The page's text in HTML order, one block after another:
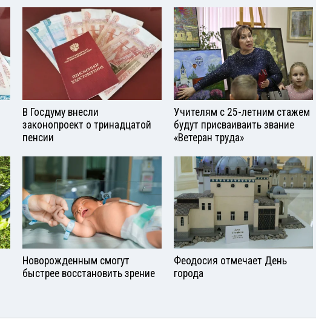
В Госдуму внесли
законопроект о тринадцатой
пенсии
Учителям с 25-летним стажем
будут присваиваить звание
«Ветеран труда»
Новорожденным смогут
быстрее восстановить зрение
Феодосия отмечает День
города